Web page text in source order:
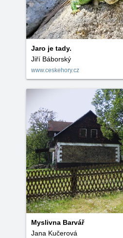
Jaro je tady.
Jiří Báborský
www.ceskehory.cz
Myslivna Barvář
Jana Kučerová